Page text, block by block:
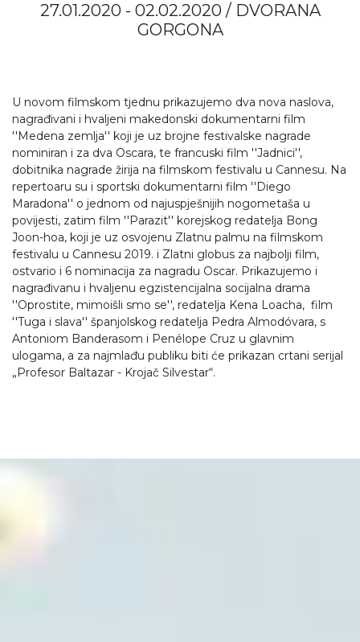
27.01.2020 - 02.02.2020 / DVORANA
GORGONA
U novom filmskom tjednu prikazujemo dva nova naslova,
nagrađivani i hvaljeni makedonski dokumentarni film
''Medena zemlja'' koji je uz brojne festivalske nagrade
nominiran i za dva Oscara, te francuski film ''Jadnici'',
dobitnika nagrade žirija na filmskom festivalu u Cannesu. Na
repertoaru su i sportski dokumentarni film ''Diego
Maradona'' o jednom od najuspješnijih nogometaša u
povijesti, zatim film ''Parazit'' korejskog redatelja Bong
Joon-hoa, koji je uz osvojenu Zlatnu palmu na filmskom
festivalu u Cannesu 2019. i Zlatni globus za najbolji film,
ostvario i 6 nominacija za nagradu Oscar. Prikazujemo i
nagrađivanu i hvaljenu egzistencijalna socijalna drama
''Oprostite, mimoišli smo se'', redatelja Kena Loacha, film
''Tuga i slava'' španjolskog redatelja Pedra Almodóvara, s
Antoniom Banderasom i Penélope Cruz u glavnim
ulogama, a za najmlađu publiku biti će prikazan crtani serijal
„Profesor Baltazar - Krojač Silvestar“.